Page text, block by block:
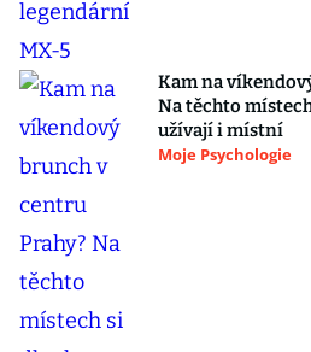
Kam na
Na těchto
užívají i místní
Moje Psychologie